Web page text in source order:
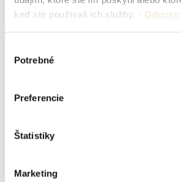
keď ste používali ich služby. ·
súhlasu
Potrebné
Preferencie
Štatistiky
Marketing